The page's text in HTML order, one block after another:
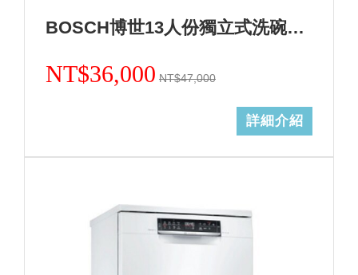
BOSCH博世13人份獨立式洗碗機 德國製造 SMS4HAW00X+基本安裝 (加Line ID:@ye888)
NT$36,000 NT$47,000
詳細介紹